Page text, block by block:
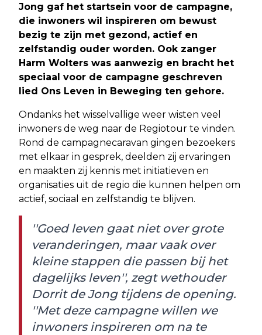
Jong gaf het startsein voor de campagne,
die inwoners wil inspireren om bewust
bezig te zijn met gezond, actief en
zelfstandig ouder worden. Ook zanger
Harm Wolters was aanwezig en bracht het
speciaal voor de campagne geschreven
lied Ons Leven in Beweging ten gehore.
Ondanks het wisselvallige weer wisten veel
inwoners de weg naar de Regiotour te vinden.
Rond de campagnecaravan gingen bezoekers
met elkaar in gesprek, deelden zij ervaringen
en maakten zij kennis met initiatieven en
organisaties uit de regio die kunnen helpen om
actief, sociaal en zelfstandig te blijven.
''Goed leven gaat niet over grote
veranderingen, maar vaak over
kleine stappen die passen bij het
dagelijks leven'', zegt wethouder
Dorrit de Jong tijdens de opening.
''Met deze campagne willen we
inwoners inspireren om na te